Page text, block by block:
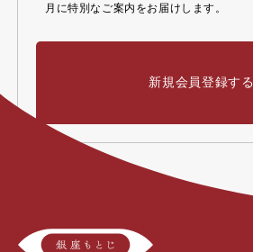
月に特別なご案内をお届けします。
新規会員登録する